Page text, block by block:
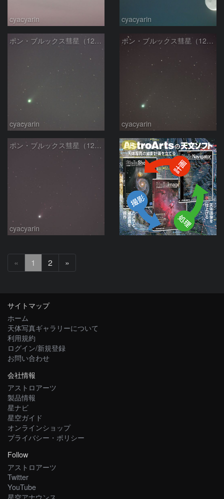
cyacyarin cyacyarin
ポン・ブルックス彗星（12P）2024/03/16
cyacyarin
ポン・ブルックス彗星（12P）2024/03/10
cyacyarin
ポン・ブルックス彗星（12P）2024/03/09
cyacyarin
PR
« 1 2 »
へ
サイトマップ
ホーム
天体写真ギャラリーについて
利用規約
ログイン/新規登録
お問い合わせ
会社情報
アストロアーツ
製品情報
星ナビ
星空ガイド
オンラインショップ
プライバシー・ポリシー
Follow
アストロアーツ
Twitter
YouTube
星空アナウンス